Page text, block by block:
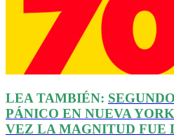
LEA TAMBIÉN:
PÁNICO EN NUEVA
VEZ LA MAGNITUD FUE